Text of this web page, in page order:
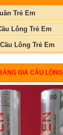
Trẻ Em
Lông Trẻ Em
Lông Trẻ Em
GIÁ CẦU LÔNG